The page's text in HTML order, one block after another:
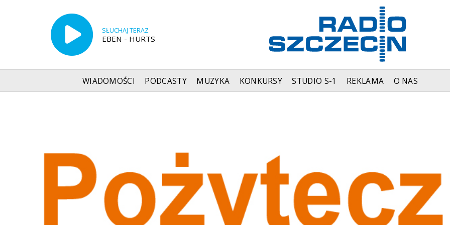
SŁUCHAJ TERAZ
EBEN - HURTS
WIADOMOŚCI PODCASTY MUZYKA KONKURSY STUDIO S-1 REKLAMA O NAS